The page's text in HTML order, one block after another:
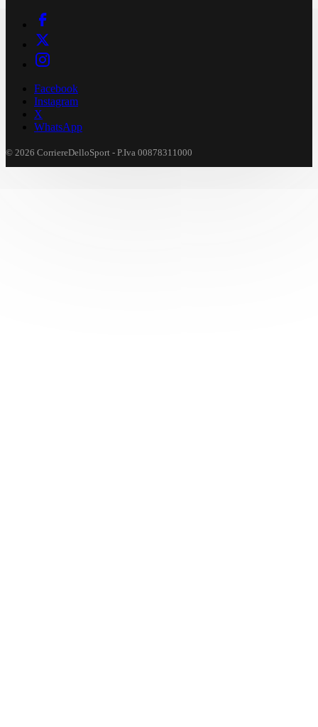
Facebook
Instagram
X
WhatsApp
© 2026 CorriereDelloSport - P.Iva 00878311000